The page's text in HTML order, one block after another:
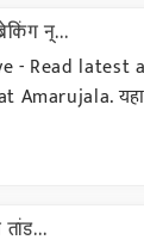
न्...
- Read latest
Amarujala.